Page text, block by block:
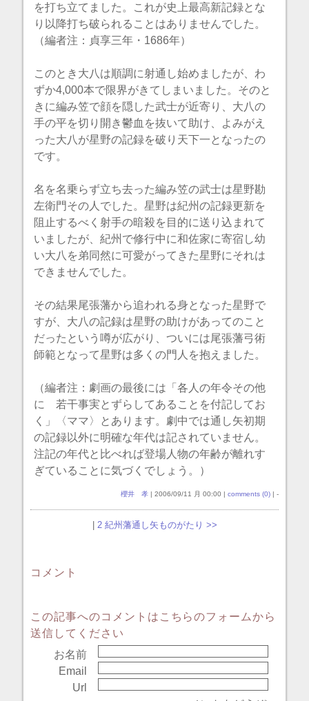
を打ち立てました。これが史上最高新記録とな
り以降打ち破られることはありませんでした。
（編者注：貞享三年・1686年）
このとき大八は順調に射通し始めましたが、わ
ずか4,000本で限界がきてしまいました。そのと
きに編み笠で顔を隠した武士が近寄り、大八の
手の平を切り開き鬱血を抜いて助け、よみがえ
った大八が星野の記録を破り天下一となったの
です。
名を名乗らず立ち去った編み笠の武士は星野勘
左衛門その人でした。星野は紀州の記録更新を
阻止するべく射手の暗殺を目的に送り込まれて
いましたが、紀州で修行中に和佐家に寄宿し幼
い大八を弟同然に可愛がってきた星野にそれは
できませんでした。
その結果尾張藩から追われる身となった星野で
すが、大八の記録は星野の助けがあってのこと
だったという噂が広がり、ついには尾張藩弓術
師範となって星野は多くの門人を抱えました。
（編者注：劇画の最後には「各人の年令その他
に 若干事実とずらしてあることを付記してお
く」〈ママ〉とあります。劇中では通し矢初期
の記録以外に明確な年代は記されていません。
注記の年代と比べれば登場人物の年齢が離れす
ぎていることに気づくでしょう。）
櫻井 孝 | 2006/09/11 月 00:00 | comments (0) | -
| 2 紀州藩通し矢ものがたり >>
コメント
この記事へのコメントはこちらのフォームから
送信してください
お名前
Email
Url